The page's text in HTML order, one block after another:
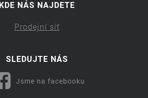
KDE NÁS NAJDETE
Prodejní síť
SLEDUJTE NÁS
Jsme na facebooku